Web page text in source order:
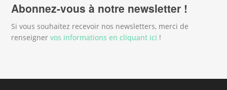
Abonnez-vous à notre newsletter !
Si vous souhaitez recevoir nos newsletters, merci de
renseignervos informations en cliquant ici !